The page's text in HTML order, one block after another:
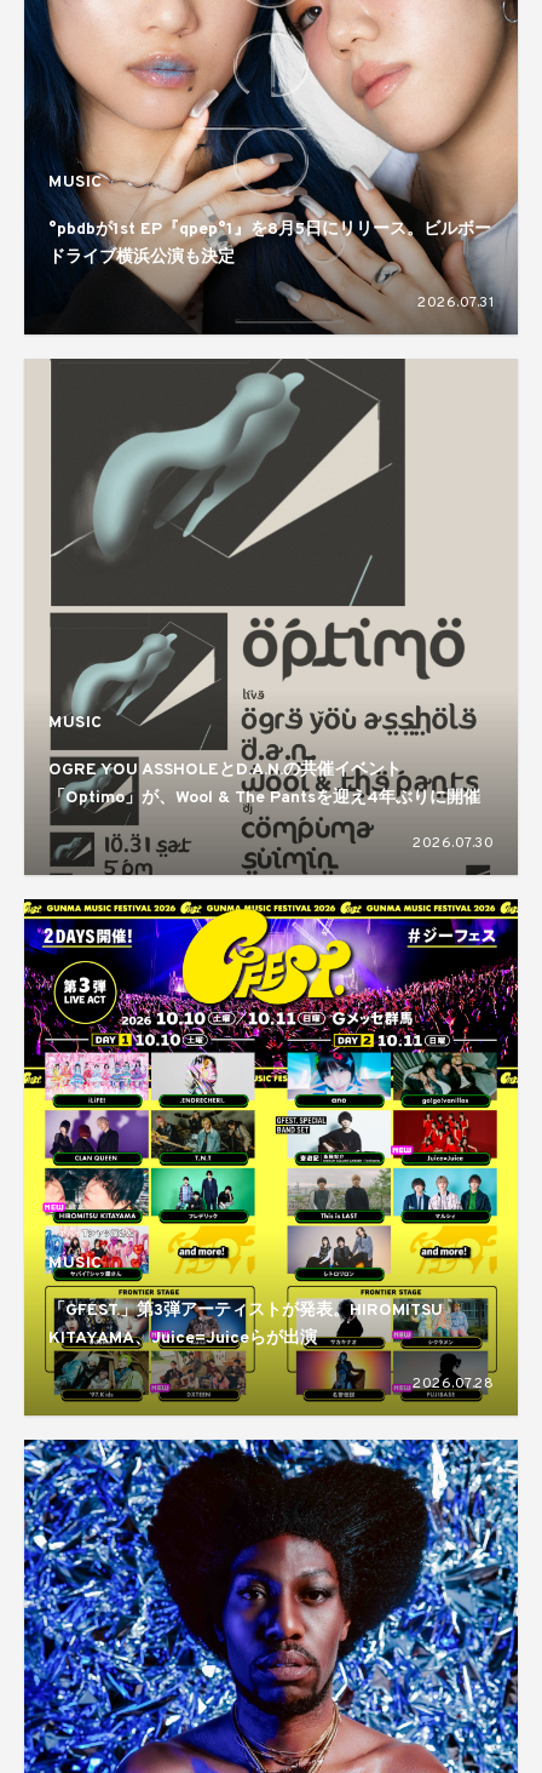
MUSIC
°pbdbが1st EP『qpep°1』を8月5日にリリース。ビルボー
ドライブ横浜公演も決定
2026.07.31
MUSIC
OGRE YOU ASSHOLEとD.A.N.の共催イベント
「Optimo」が、Wool & The Pantsを迎え4年ぶりに開催
2026.07.30
MUSIC
「GFEST.」第3弾アーティストが発表。HIROMITSU
KITAYAMA、Juice=Juiceらが出演
2026.07.28